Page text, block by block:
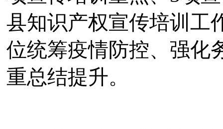
县知识产权宣传培训工
位统筹疫情防控、强化
重总结提升。